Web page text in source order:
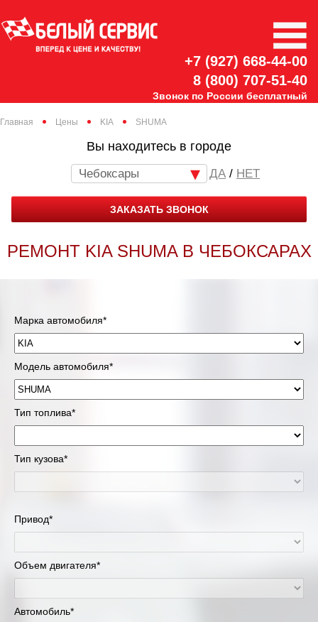
+7 (927) 668-44-00
8 (800) 707-51-40
Звонок по России бесплатный
Главная Цены KIA SHUMA
Вы находитесь в городе
Чебоксары / НЕТ
ЗАКАЗАТЬ ЗВОНОК
РЕМОНТ KIA SHUMA В ЧЕБОКСАРАХ
Марка автомобиля*
Модель автомобиля*
Тип топлива*
Тип кузова*
Привод*
Объем двигателя*
Автомобиль*